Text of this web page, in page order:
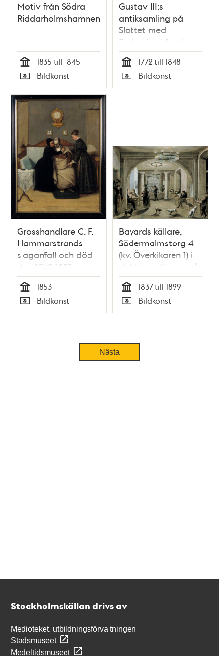
Motiv från Södra
Riddarholmshamnen
Tid
1835 till 1845
Typ
Bildkonst
Gustav III:s
antiksamling på
Slottet med
Endymion i fonden
Tid
1772 till 1848
Typ
Bildkonst
Grosshandlare C. F.
Hammarstrands
slaganfall och död
den 10/9 1853
Tid
1853
Typ
Bildkonst
Bayards källare,
Södermalmstorg 4
(kv. Överkikaren 1) i
eldsljus. I dörren står
tobaksfabrikören
Erik Fohman.
Tid
1837 till 1899
Typ
Bildkonst
Nästa
Stockholmskällan drivs av
Medioteket, utbildningsförvaltningen
Stadsmuseet
Medeltidsmuseet